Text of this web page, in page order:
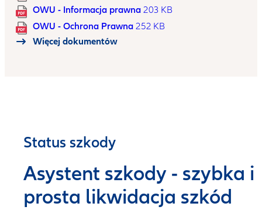
OWU - Informacja prawna 203 KB
OWU - Ochrona Prawna 252 KB
Więcej dokumentów
Status szkody
Asystent szkody - szybka i
prosta likwidacja szkód